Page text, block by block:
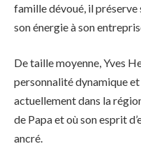
famille dévoué, il
son énergie à son
De taille moyenne, Yves
personnalité dynamique
actuellement dans la
de Papa et où son esprit
ancré.